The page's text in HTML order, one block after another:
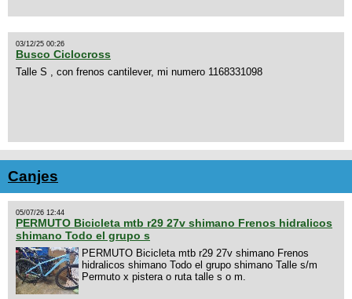
03/12/25 00:26
Busco Ciclocross
Talle S , con frenos cantilever, mi numero 1168331098
Canjes
05/07/26 12:44
PERMUTO Bicicleta mtb r29 27v shimano Frenos hidralicos
shimano Todo el grupo s
PERMUTO Bicicleta mtb r29 27v shimano Frenos
hidralicos shimano Todo el grupo shimano Talle s/m
Permuto x pistera o ruta talle s o m.